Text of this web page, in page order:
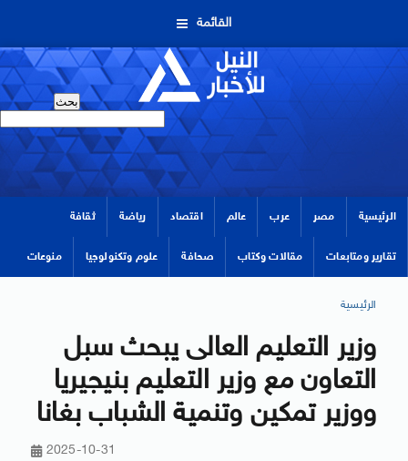
القائمة
الرئيسية مصر عرب عالم اقتصاد رياضة ثقافة
تقارير ومتابعات مقالات وكتاب صحافة علوم وتكنولوجيا منوعات
الرئيسية
وزير التعليم العالى يبحث سبل
التعاون مع وزير التعليم بنيجيريا
ووزير تمكين وتنمية الشباب بغانا
2025-10-31